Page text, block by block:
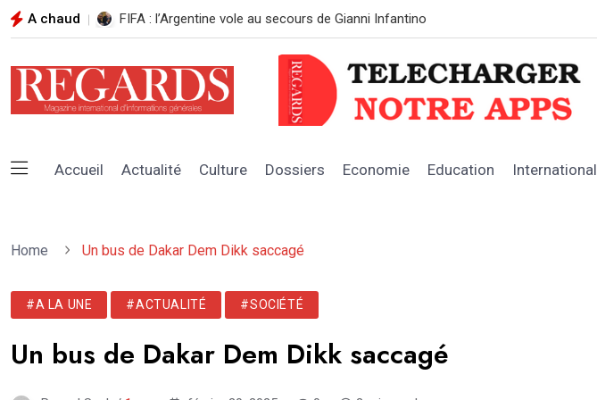
A chaud LE MINISTRE DES FORCES ARMÉES RÉAFFIRME LE SOUTIEN DE L’ÉTAT
Accueil Actualité Culture Dossiers Economie Education International
Home Un bus de Dakar Dem Dikk saccagé
#A LA UNE #ACTUALITÉ #SOCIÉTÉ
Un bus de Dakar Dem Dikk saccagé